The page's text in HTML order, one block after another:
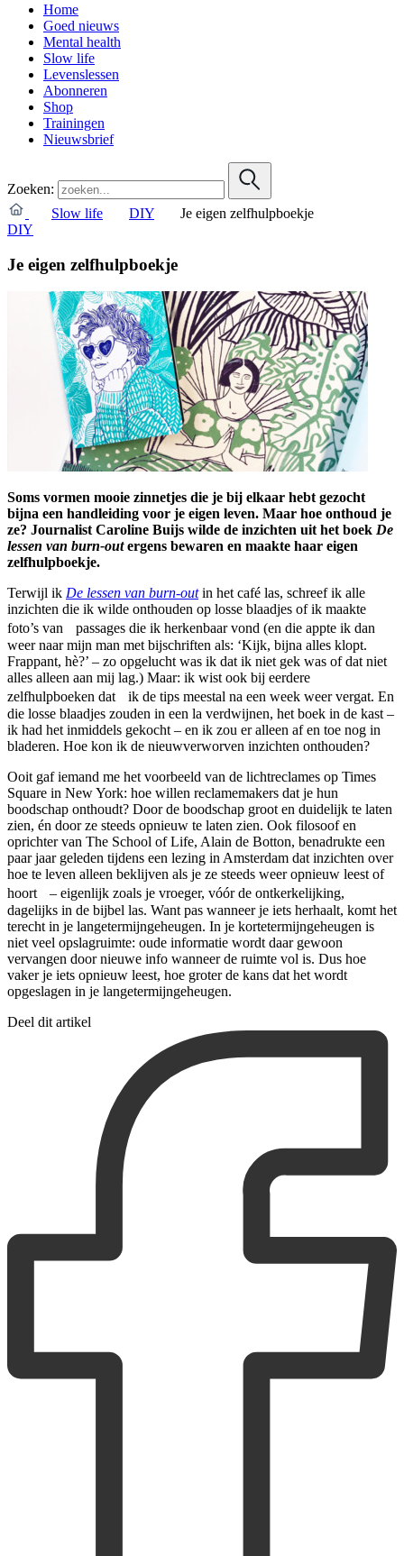
Home
Goed nieuws
Mental health
Slow life
Levenslessen
Abonneren
Shop
Trainingen
Nieuwsbrief
Zoeken:
Slow life
DIY
Je eigen zelfhulpboekje
DIY
Je eigen zelfhulpboekje
Soms vormen mooie zinnetjes die je bij elkaar hebt gezocht
bijna een handleiding voor je eigen leven. Maar hoe onthoud je
ze? Journalist Caroline Buijs wilde de inzichten uit het boek De
lessen van burn-outergens bewaren en maakte haar eigen
zelfhulpboekje.
Terwijl ik De lessen van burn-outin het café las, schreef ik alle
inzichten die ik wilde onthouden op losse blaadjes of ik maakte
foto’s van passages die ik herkenbaar vond (en die appte ik dan
weer naar mijn man met bijschriften als: ‘Kijk, bijna alles klopt.
Frappant, hè?’ – zo opgelucht was ik dat ik niet gek was of dat niet
alles alleen aan mij lag.) Maar: ik wist ook bij eerdere
zelfhulpboeken dat ik de tips meestal na een week weer vergat. En
die losse blaadjes zouden in een la verdwijnen, het boek in de kast –
ik had het inmiddels gekocht – en ik zou er alleen af en toe nog in
bladeren. Hoe kon ik de nieuwverworven inzichten onthouden?
Ooit gaf iemand me het voorbeeld van de lichtreclames op Times
Square in New York: hoe willen reclamemakers dat je hun
boodschap onthoudt? Door de boodschap groot en duidelijk te laten
zien, én door ze steeds opnieuw te laten zien. Ook filosoof en
oprichter van The School of Life, Alain de Botton, benadrukte een
paar jaar geleden tijdens een lezing in Amsterdam dat inzichten over
hoe te leven alleen beklijven als je ze steeds weer opnieuw leest of
hoort – eigenlijk zoals je vroeger, vóór de ontkerkelijking,
dagelijks in de bijbel las. Want pas wanneer je iets herhaalt, komt het
terecht in je langetermijngeheugen. In je kortetermijngeheugen is
niet veel opslagruimte: oude informatie wordt daar gewoon
vervangen door nieuwe info wanneer de ruimte vol is. Dus hoe
vaker je iets opnieuw leest, hoe groter de kans dat het wordt
opgeslagen in je langetermijngeheugen.
Deel dit artikel